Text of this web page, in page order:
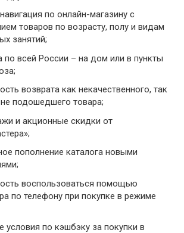
по онлайн-магазину с
товаров по возрасту, полу и видам
занятий;
по всей России – на дом или в пункты
возврата как некачественного, так
подошедшего товара;
и акционные скидки от
пополнение каталога новыми
воспользоваться помощью
по телефону при покупке в режиме
условия по кэшбэку за покупки в